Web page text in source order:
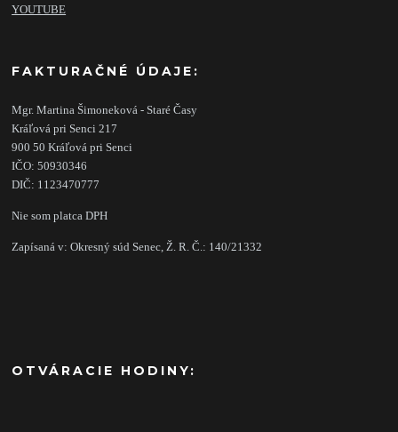
YOUTUBE
FAKTURAČNÉ ÚDAJE:
Mgr. Martina Šimoneková - Staré Časy
Kráľová pri Senci 217
900 50 Kráľová pri Senci
IČO: 50930346
DIČ: 1123470777
Nie som platca DPH
Zapísaná v: Okresný súd Senec, Ž. R. Č.: 140/21332
OTVÁRACIE HODINY: